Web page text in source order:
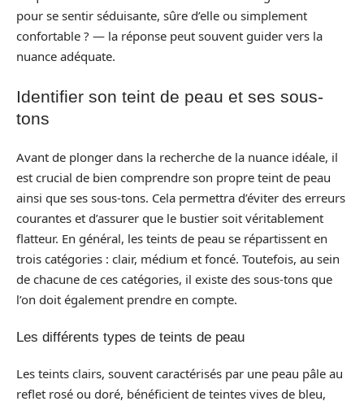
pour se sentir séduisante, sûre d’elle ou simplement
confortable ? — la réponse peut souvent guider vers la
nuance adéquate.
Identifier son teint de peau et ses sous-
tons
Avant de plonger dans la recherche de la nuance idéale, il
est crucial de bien comprendre son propre teint de peau
ainsi que ses sous-tons. Cela permettra d’éviter des erreurs
courantes et d’assurer que le bustier soit véritablement
flatteur. En général, les teints de peau se répartissent en
trois catégories : clair, médium et foncé. Toutefois, au sein
de chacune de ces catégories, il existe des sous-tons que
l’on doit également prendre en compte.
Les différents types de teints de peau
Les teints clairs, souvent caractérisés par une peau pâle au
reflet rosé ou doré, bénéficient de teintes vives de bleu,